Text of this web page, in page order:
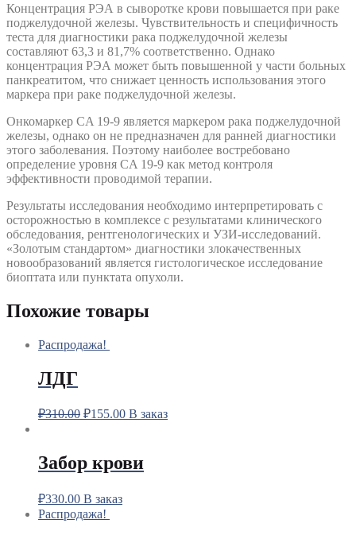
Концентрация РЭА в сыворотке крови повышается при раке
поджелудочной железы. Чувствительность и специфичность
теста для диагностики рака поджелудочной железы
составляют 63,3 и 81,7% соответственно. Однако
концентрация РЭА может быть повышенной у части больных
панкреатитом, что снижает ценность использования этого
маркера при раке поджелудочной железы.
Онкомаркер CA 19-9 является маркером рака поджелудочной
железы, однако он не предназначен для ранней диагностики
этого заболевания. Поэтому наиболее востребовано
определение уровня CA 19-9 как метод контроля
эффективности проводимой терапии.
Результаты исследования необходимо интерпретировать с
осторожностью в комплексе с результатами клинического
обследования, рентгенологических и УЗИ-исследований.
«Золотым стандартом» диагностики злокачественных
новообразований является гистологическое исследование
биоптата или пунктата опухоли.
Похожие товары
Распродажа!
ЛДГ
₽310.00 ₽155.00 В заказ
Забор крови
₽330.00 В заказ
Распродажа!